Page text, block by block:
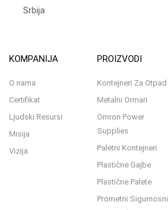
Srbija
KOMPANIJA
O nama
Certifikat
Ljudski Resursi
Misija
Vizija
PROIZVODI
Kontejneri Za Otpad
Metalni Ormari
Omron Power
Supplies
Paletni Kontejneri
Plastične Gajbe
Plastične Palete
Prometni Sigurnosni